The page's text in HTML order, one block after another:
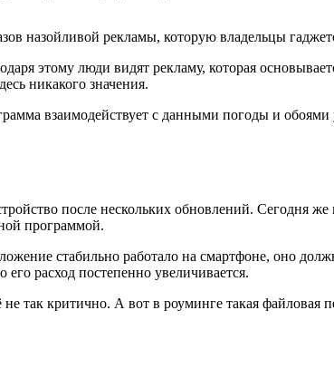
назойливой рекламы, которую владельцы
этому люди видят рекламу, которая
никакого значения.
взаимодействует с данными погоды и
после нескольких обновлений. Сегодня
программой.
стабильно работало на смартфоне, оно
расход постепенно увеличивается.
так критично. А вот в роуминге такая файловая